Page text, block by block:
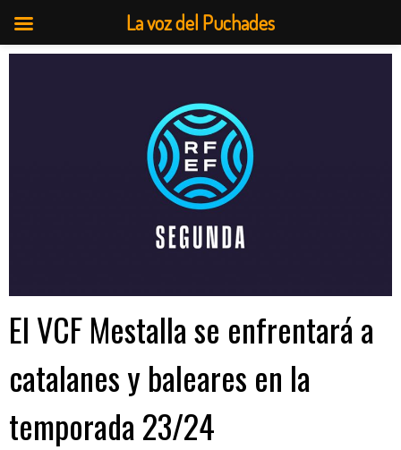
Saltar
El VCF Mestalla se enfrentará a
catalanes y baleares en la
temporada 23/24
La voz del Puchades